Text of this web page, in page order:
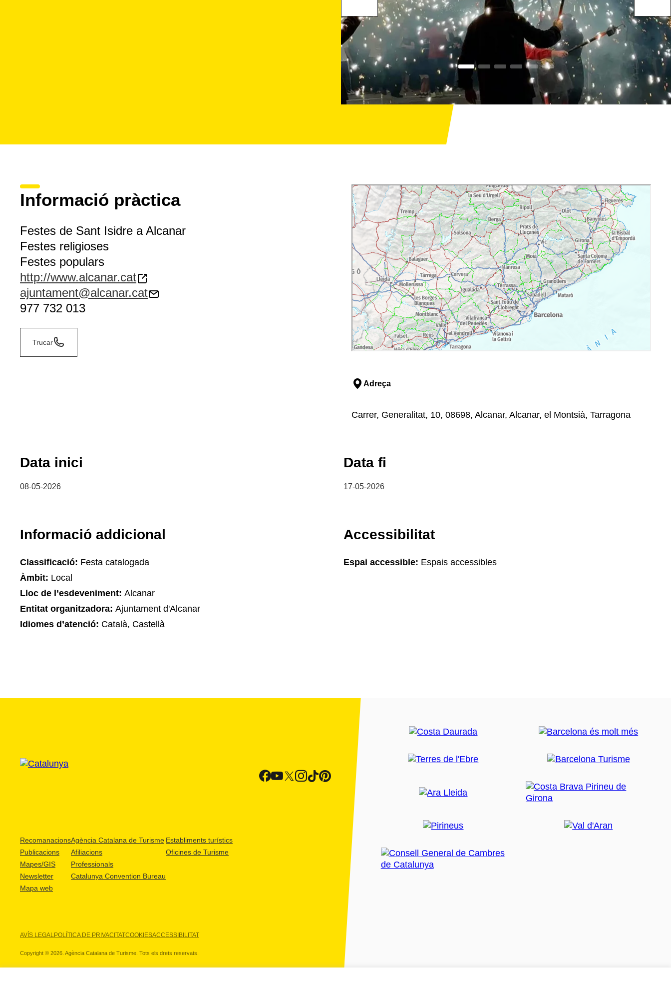
Informació pràctica
Festes de Sant Isidre a Alcanar
Festes religioses
Festes populars
http://www.alcanar.cat
ajuntament@alcanar.cat
977 732 013
Trucar
Adreça
Carrer, Generalitat, 10, 08698, Alcanar, Alcanar, el Montsià, Tarragona
Data inici
08-05-2026
Data fi
17-05-2026
Informació addicional
Classificació: Festa catalogada
Àmbit: Local
Lloc de l’esdeveniment: Alcanar
Entitat organitzadora: Ajuntament d'Alcanar
Idiomes d’atenció: Català, Castellà
Accessibilitat
Espai accessible: Espais accessibles
Recomanacions
Publicacions
Mapes/GIS
Newsletter
Mapa web
Agència Catalana de Turisme
Afiliacions
Professionals
Catalunya Convention Bureau
Establiments turístics
Oficines de Turisme
AVÍS LEGALPOLÍTICA DE PRIVACITATCOOKIESACCESSIBILITAT
Copyright © 2026. Agència Catalana de Turisme. Tots els drets reservats.